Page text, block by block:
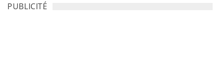
PUBLICITÉ